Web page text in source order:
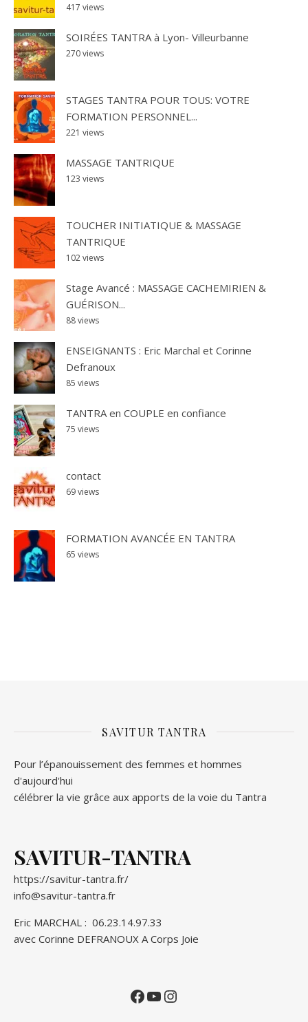
417 views
SOIRÉES TANTRA à Lyon- Villeurbanne
270 views
STAGES TANTRA POUR TOUS: VOTRE
FORMATION PERSONNEL...
221 views
MASSAGE TANTRIQUE
123 views
TOUCHER INITIATIQUE & MASSAGE
TANTRIQUE
102 views
Stage Avancé : MASSAGE CACHEMIRIEN &
GUÉRISON...
88 views
ENSEIGNANTS : Eric Marchal et Corinne
Defranoux
85 views
TANTRA en COUPLE en confiance
75 views
contact
69 views
FORMATION AVANCÉE EN TANTRA
65 views
SAVITUR TANTRA
Pour l’épanouissement des femmes et hommes
d'aujourd'hui
célébrer la vie grâce aux apports de la voie du Tantra
SAVITUR-TANTRA
https://savitur-tantra.fr/
info@savitur-tantra.fr
Eric MARCHAL : 06.23.14.97.33
avec Corinne DEFRANOUX A Corps Joie
Facebook
YouTubeInstagram